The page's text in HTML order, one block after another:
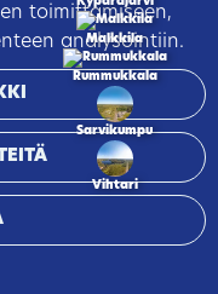
toimittamiseen,
analysointiin.
Malkkila
Rummukkala
Sarvikumpu
Vihtari